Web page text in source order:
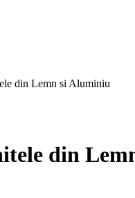
din Lemn si Aluminiu
din